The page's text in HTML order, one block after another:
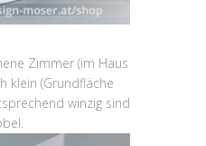
Zimmer (im Haus
klein (Grundfläche
winzig sind